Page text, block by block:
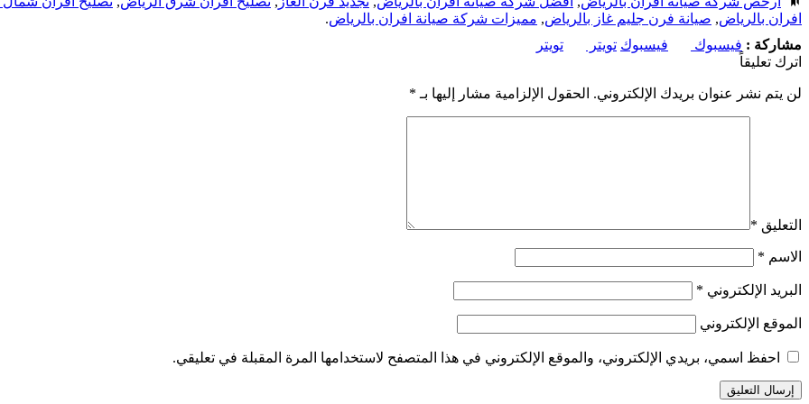
افران بالرياض, صيانة فرن جليم غاز بالرياض, مميزات شركة صيانة افران بالرياض.
مشاركة : فيسبوك فيسبوك تويتر
تويتر
اترك تعليقاً
لن يتم نشر عنوان بريدك الإلكتروني. الحقول الإلزامية مشار إليها بـ *
التعليق *
الاسم *
البريد الإلكتروني *
الموقع الإلكتروني
احفظ اسمي، بريدي الإلكتروني، والموقع الإلكتروني في هذا المتصفح لاستخدامها المرة المقبلة في تعليقي.